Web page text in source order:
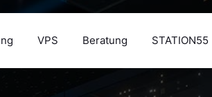
VPS Beratung STATION55